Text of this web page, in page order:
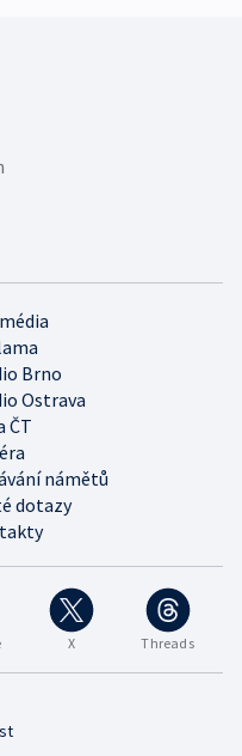
X Threads
Brno
Ostrava
ČT
námětů
dotazy